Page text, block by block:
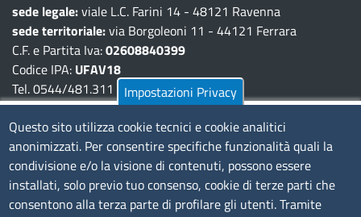
sede legale:viale L.C. Farini 14 - 48121 Ravenna
sede territoriale:via Borgoleoni 11 - 44121 Ferrara
C.F. e Partita Iva:02608840399
Codice IPA: UFAV18
Tel. 0544/481.311 - 0532/783.711
Pec:cciaa@pec.fera.camcom.it
Amministrazione Trasparente
Bandi di gara
Bilanci
Impostazioni Privacy
Questo sito utilizza cookie tecnici e cookie analitici
anonimizzati. Per consentire specifiche funzionalità quali la
condivisione e/o la visione di contenuti, possono essere
installati, solo previo tuo consenso, cookie di terze parti che
consentono alla terza parte di profilare gli utenti. Tramite